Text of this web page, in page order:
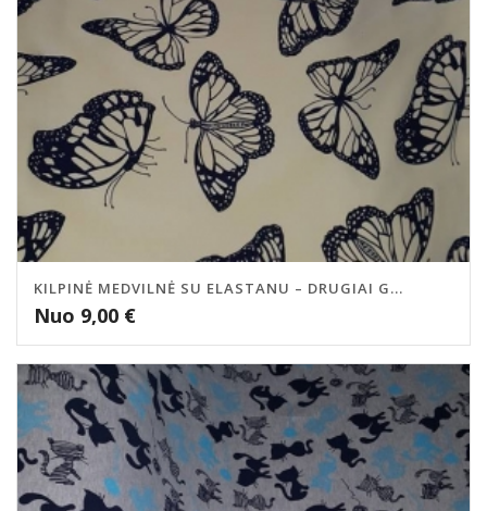
KILPINĖ MEDVILNĖ SU ELASTANU – DRUGIAI G...
Nuo 9,00 €